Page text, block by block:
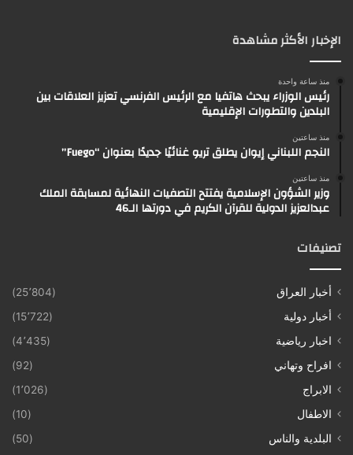
الإخبار الأكثر مشاهدة
منذ ساعة واحدة
رئيس الوزراء يبحث هاتفيا مع الرئيس الفرنسي تعزيز العلاقات بين
البلدين والتطورات الإقليمية
منذ ساعتين
النجم اللبناني إيوان يطلق تريو غنائيًا جديدًا بعنوان “Fuego”
منذ ساعتين
وزير الشؤون الإسلامية يفتتح التصفيات النهائية لمسابقة الملك
عبدالعزيز الدولية للقرآن الكريم في دورتها الـ46
تصنيفات
أخبار العراق
(25٬804)
أخبار دولية
(15٬722)
اخبار رياضية
(4٬435)
افراح وتهاني
(92)
الابراج
(1٬026)
الاطفال
(10)
البلدية والناس
(50)